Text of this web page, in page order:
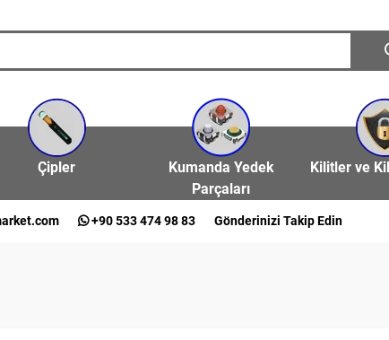
Çipler
Kumanda Yedek
Parçaları
Kilitler ve
+90 533 474 98 83 Gönderinizi Takip Edin